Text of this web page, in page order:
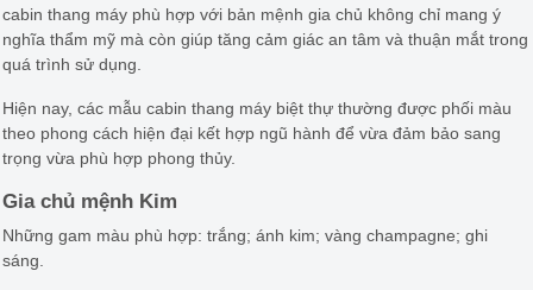
cabin thang máy phù hợp với bản mệnh gia chủ không chỉ mang ý
nghĩa thẩm mỹ mà còn giúp tăng cảm giác an tâm và thuận mắt trong
quá trình sử dụng.
Hiện nay, các mẫu cabin thang máy biệt thự thường được phối màu
theo phong cách hiện đại kết hợp ngũ hành để vừa đảm bảo sang
trọng vừa phù hợp phong thủy.
Gia chủ mệnh Kim
Những gam màu phù hợp: trắng; ánh kim; vàng champagne; ghi
sáng.